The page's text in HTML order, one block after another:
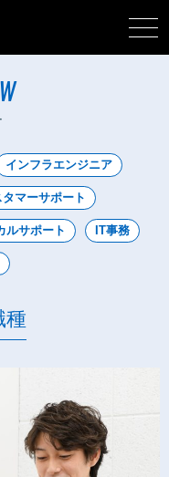
インフラエンジニア
タマーサポート
ルサポート IT事務
種